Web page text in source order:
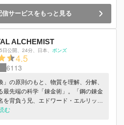
、 当たり前の日常に違和感を抱き始
サービスをもっと見る
ALCHEMIST
日公開 24分 日本 ボンズ
4.5
6113
」の原則のもと、物質を理解、分解、
最先端の科学「錬金術」。「鋼の錬金
を背負う兄、エドワード・エルリック
に魂を定着された弟、アルフォンス・
む